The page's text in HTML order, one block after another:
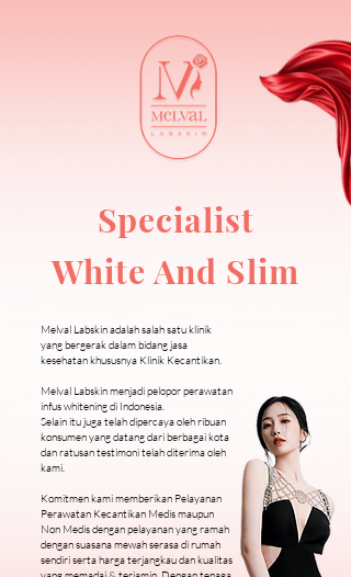
Melval Labskin adalah salah satu klinik
yang bergerak dalam bidang jasa
kesehatan khususnya Klinik Kecantikan.
Melval Labskin menjadi pelopor perawatan
infus whitening di Indonesia.
Selain itu juga telah dipercaya oleh ribuan
konsumen yang datang dari berbagai kota
dan ratusan testimoni telah diterima oleh
kami.
Komitmen kami memberikan Pelayanan
Perawatan Kecantikan Medis maupun
Non Medis dengan pelayanan yang ramah
dengan suasana mewah serasa di rumah
sendiri serta harga terjangkau dan kualitas
White And Slim
Specialist